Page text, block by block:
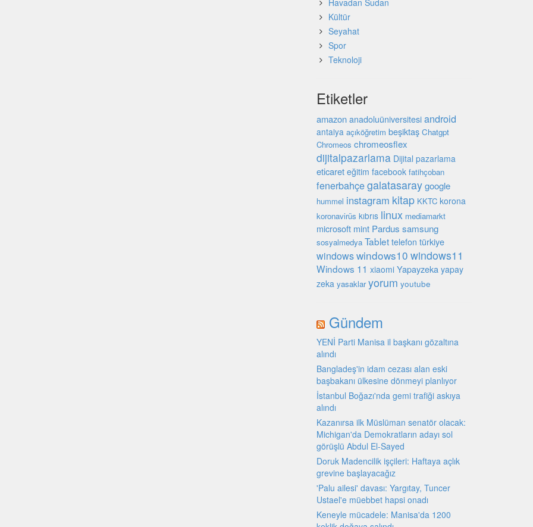
Havadan Sudan
Kültür
Seyahat
Spor
Teknoloji
Etiketler
amazon anadoluüniversitesi android
antalya açıköğretim beşiktaş Chatgpt
Chromeos chromeosflex
dijitalpazarlama Dijital pazarlama
eticaret eğitim facebook fatihçoban
fenerbahçegalatasaray google
hummel instagram kitap KKTC korona
koronavirüs kıbrıs linux mediamarkt
microsoft mint Pardus samsung
sosyalmedya Tablet telefon türkiye
windowswindows10 windows11
Windows 11 xiaomi Yapayzeka yapay
zeka yasaklar yorum youtube
Gündem
YENİ Parti Manisa il başkanı gözaltına
alındı
Bangladeş'in idam cezası alan eski
başbakanı ülkesine dönmeyi planlıyor
İstanbul Boğazı'nda gemi trafiği askıya
alındı
Kazanırsa ilk Müslüman senatör olacak:
Michigan'da Demokratların adayı sol
görüşlü Abdul El-Sayed
Doruk Madencilik işçileri: Haftaya açlık
grevine başlayacağız
'Palu ailesi' davası: Yargıtay, Tuncer
Ustael'e müebbet hapsi onadı
Keneyle mücadele: Manisa'da 1200